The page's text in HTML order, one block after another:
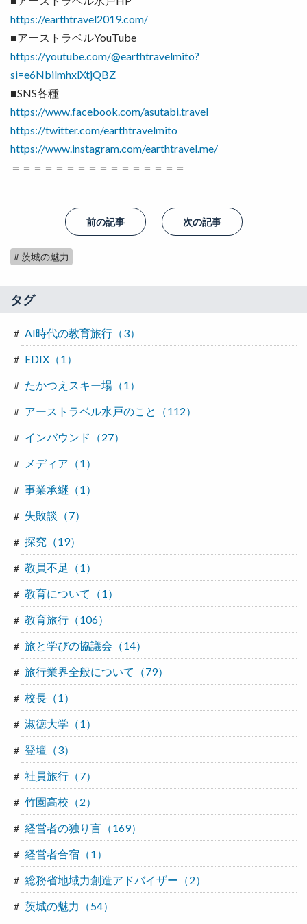
https://earthtravel2019.com/
■アーストラベルYouTube
https://youtube.com/@earthtravelmito?
si=e6NbilmhxlXtjQBZ
■SNS各種
https://www.facebook.com/asutabi.travel
https://twitter.com/earthtravelmito
https://www.instagram.com/earthtravel.me/
＝＝＝＝＝＝＝＝＝＝＝＝＝＝＝＝
前の記事 次の記事
# 茨城の魅力
タグ
AI時代の教育旅行（3）
EDIX（1）
たかつえスキー場（1）
アーストラベル水戸のこと（112）
インバウンド（27）
メディア（1）
事業承継（1）
失敗談（7）
探究（19）
教員不足（1）
教育について（1）
教育旅行（106）
旅と学びの協議会（14）
旅行業界全般について（79）
校長（1）
淑徳大学（1）
登壇（3）
社員旅行（7）
竹園高校（2）
経営者の独り言（169）
経営者合宿（1）
総務省地域力創造アドバイザー（2）
茨城の魅力（54）